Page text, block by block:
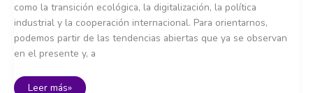
como la transición ecológica, la digitalización, la política
industrial y la cooperación internacional. Para orientarnos,
podemos partir de las tendencias abiertas que ya se observan
en el presente y, a
Mirando
Leer más»